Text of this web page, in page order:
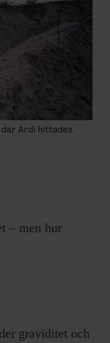
där Ardi hittades.
– men hur
graviditet och